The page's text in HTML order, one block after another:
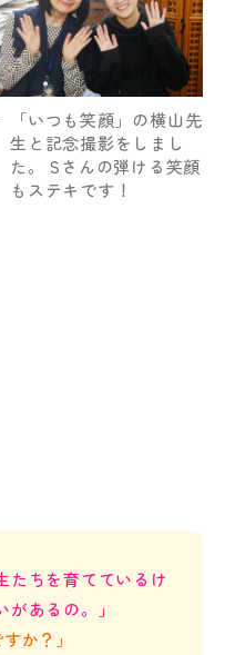
「いつも笑顔」の横山先
生と記念撮影をしまし
た。 Sさんの弾ける笑顔
もステキです！
たちを育てているけ
あるの。」
か？」